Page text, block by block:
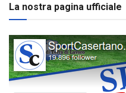
La nostra pagina ufficiale